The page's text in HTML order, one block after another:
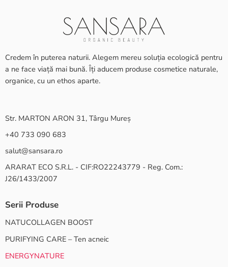
Credem în puterea naturii. Alegem mereu soluția ecologică pentru
a ne face viață mai bună. Îți aducem produse cosmetice naturale,
organice, cu un ethos aparte.
Str. MARTON ARON 31, Târgu Mureș
+40 733 090 683
salut@sansara.ro
ARARAT ECO S.R.L. - CIF:RO22243779 - Reg. Com.:
J26/1433/2007
Serii Produse
NATUCOLLAGEN BOOST
PURIFYING CARE – Ten acneic
ENERGYNATURE